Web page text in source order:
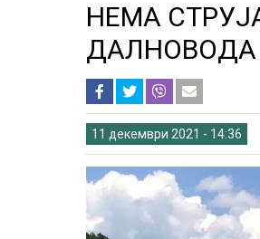
НЕМА
11 декември 2021 - 14:36